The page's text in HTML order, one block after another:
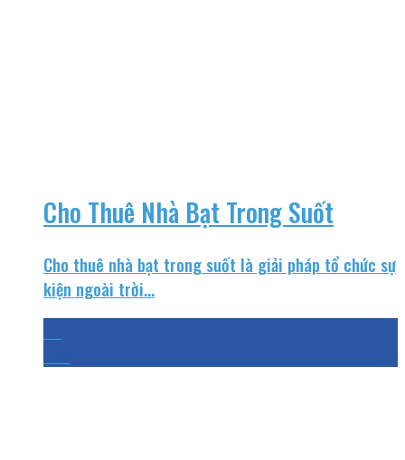
Cho Thuê Nhà Bạt Trong Suốt
Cho thuê nhà bạt trong suốt là giải pháp tổ chức sự
kiện ngoài trời...